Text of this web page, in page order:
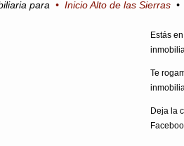
para • Inicio Alto de las Sierras •
Estás
Te
Deja la